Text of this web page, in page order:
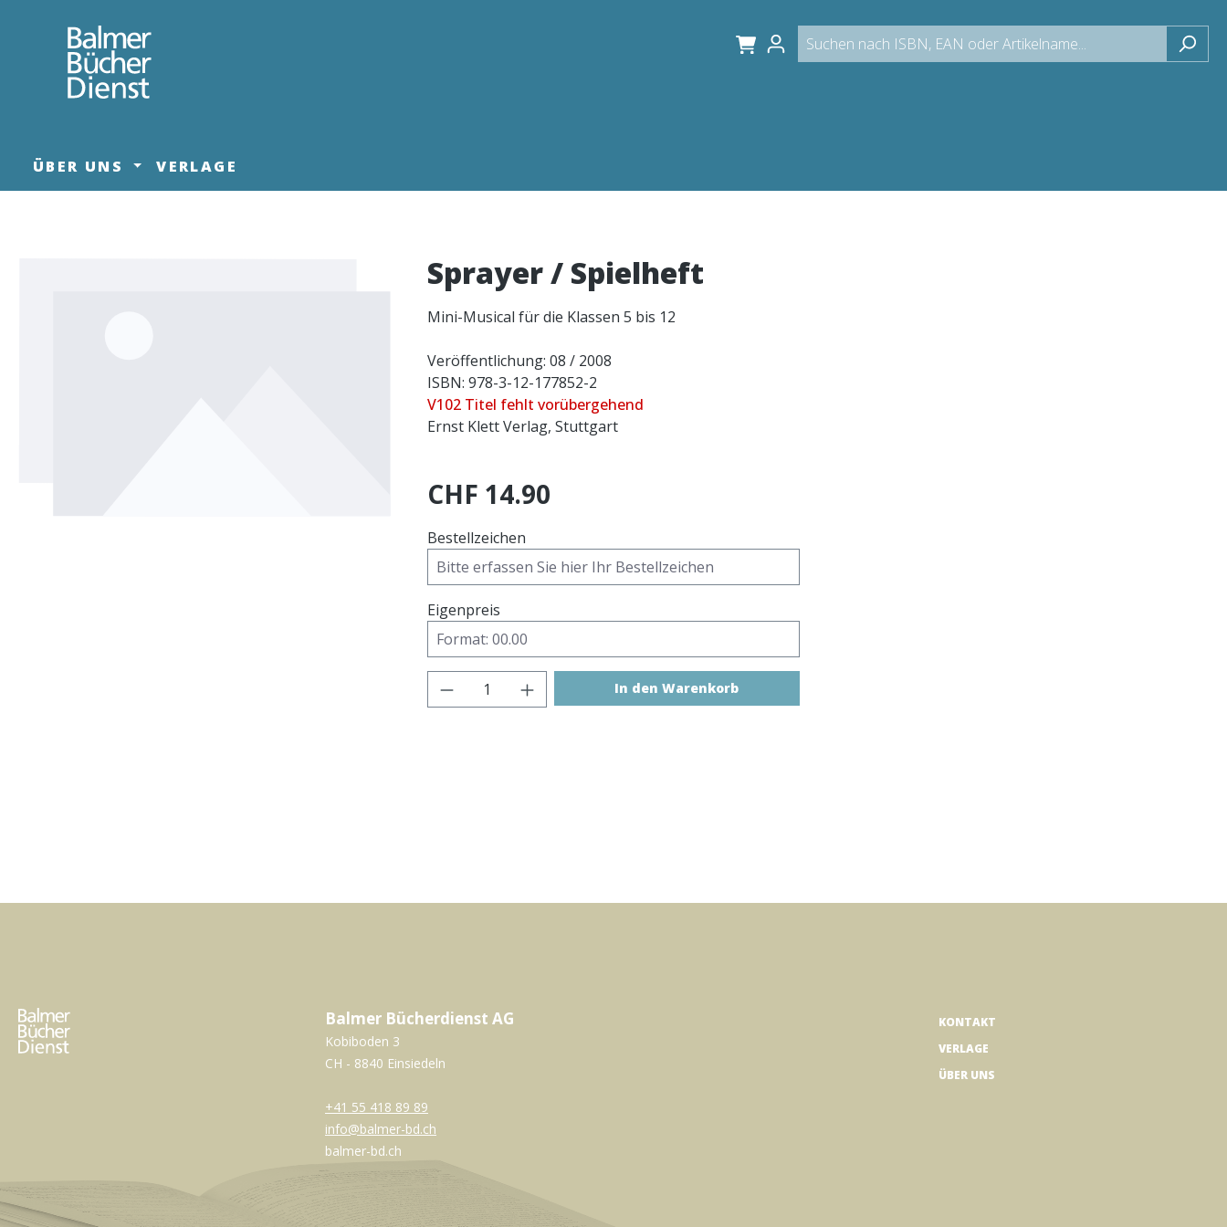
Zur Hauptnavigation springen
ÜBER UNS VERLAGE
Sprayer / Spielheft
Mini-Musical für die Klassen 5 bis 12
Veröffentlichung: 08 / 2008
ISBN: 978-3-12-177852-2
V102 Titel fehlt vorübergehend
Ernst Klett Verlag, Stuttgart
CHF 14.90
Bestellzeichen
Eigenpreis
Produkt Anzahl: Gib den gewünschten Wert ein oder benutze die
In den Warenkorb
Balmer Bücherdienst AG
Kobiboden 3
CH - 8840 Einsiedeln
+41 55 418 89 89
info@balmer-bd.ch
balmer-bd.ch
KONTAKT
VERLAGE
ÜBER UNS